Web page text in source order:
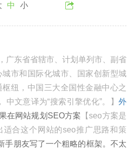
中 小
广东省省辖市、计划单列市、副省
市和国际化城市、国家创新型城
纽，中国三大全国性金融中心之
中文意译为“搜索引擎优化”。】外
在网站规划SEO方案 【seo方案是
合这个网站的seo推广思路和策
手朋友写了一个粗略的框架。不太